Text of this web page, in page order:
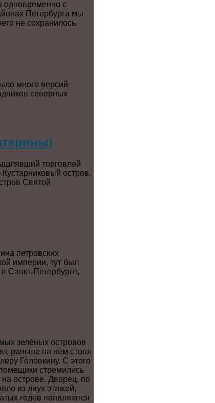
одновременно с
Петербурга мы
не сохранилось.
много версий
северных
торговлей
остров.
Святой
петровских
империи, тут был
Санкт-Петербурге,
зелёных островов
раньше на нём стоял
Головкину. С этого
стремились
острове. Дворец, по
из двух этажей,
годов появляются